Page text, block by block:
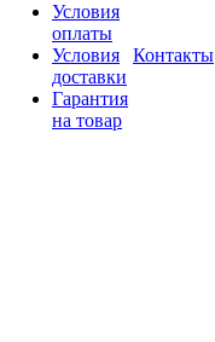
Условия
оплаты
Условия
доставки
Гарантия
на товар
Контакты